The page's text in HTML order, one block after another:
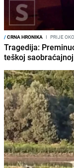
/CRNA HRONIKA I PRIJE
Tragedija:
teškoj